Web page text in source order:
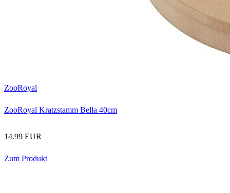
ZooRoyal
ZooRoyal Kratzstamm Bella 40cm
14.99 EUR
Zum Produkt